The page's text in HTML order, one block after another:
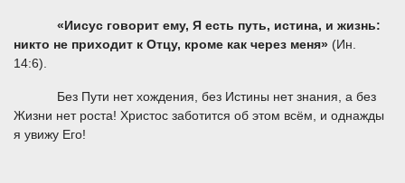
«Иисус говорит ему, Я есть путь, истина, и жизнь:
никто не приходит к Отцу, кроме как через меня» (Ин.
14:6).
Без Пути нет хождения, без Истины нет знания, а без
Жизни нет роста! Христос заботится об этом всём, и однажды
я увижу Его!